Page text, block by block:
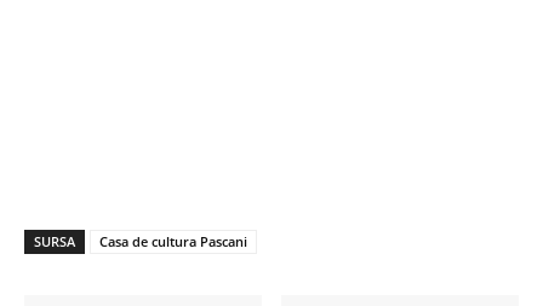
SURSA Casa de cultura Pascani